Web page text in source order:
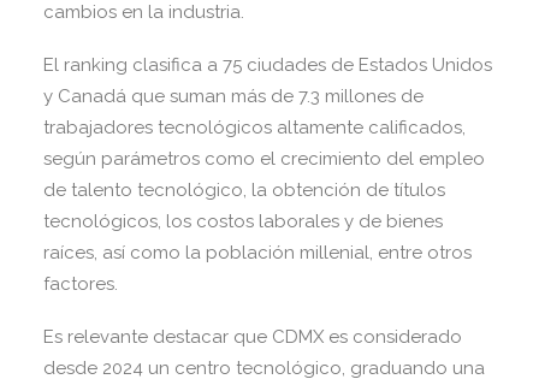
cambios en la industria.
El ranking clasifica a 75 ciudades de Estados Unidos
y Canadá que suman más de 7.3 millones de
trabajadores tecnológicos altamente calificados,
según parámetros como el crecimiento del empleo
de talento tecnológico, la obtención de títulos
tecnológicos, los costos laborales y de bienes
raíces, así como la población millenial, entre otros
factores.
Es relevante destacar que CDMX es considerado
desde 2024 un centro tecnológico, graduando una